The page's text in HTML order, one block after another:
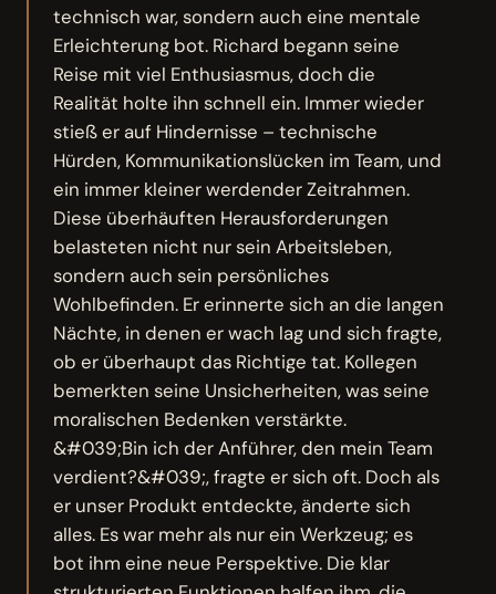
technisch war, sondern auch eine mentale
Erleichterung bot. Richard begann seine
Reise mit viel Enthusiasmus, doch die
Realität holte ihn schnell ein. Immer wieder
stieß er auf Hindernisse – technische
Hürden, Kommunikationslücken im Team, und
ein immer kleiner werdender Zeitrahmen.
Diese überhäuften Herausforderungen
belasteten nicht nur sein Arbeitsleben,
sondern auch sein persönliches
Wohlbefinden. Er erinnerte sich an die langen
Nächte, in denen er wach lag und sich fragte,
ob er überhaupt das Richtige tat. Kollegen
bemerkten seine Unsicherheiten, was seine
moralischen Bedenken verstärkte.
&#039;Bin ich der Anführer, den mein Team
verdient?&#039;, fragte er sich oft. Doch als
er unser Produkt entdeckte, änderte sich
alles. Es war mehr als nur ein Werkzeug; es
bot ihm eine neue Perspektive. Die klar